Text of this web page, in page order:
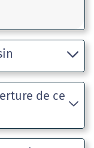
de ce